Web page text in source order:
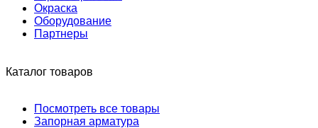
Окраска
Оборудование
Партнеры
Каталог товаров
Посмотреть все товары
Запорная арматура